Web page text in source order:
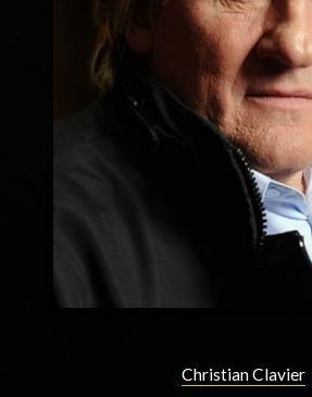
Christian Clavier